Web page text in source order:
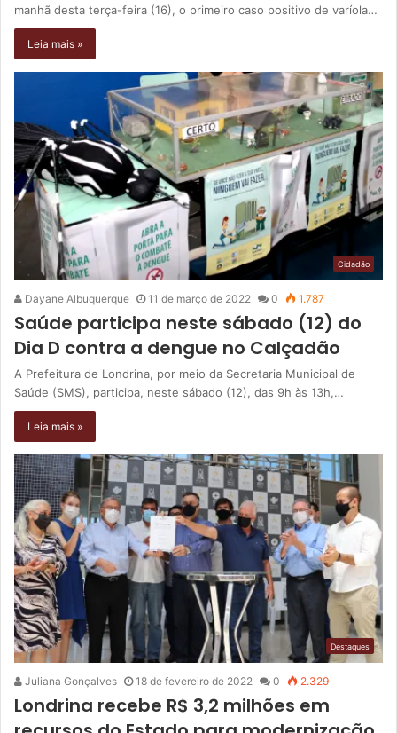
manhã desta terça-feira (16), o primeiro caso positivo de varíola…
Leia mais »
Cidadão
Dayane Albuquerque 11 de março de 2022 0 1.787
Saúde participa neste sábado (12) do
Dia D contra a dengue no Calçadão
A Prefeitura de Londrina, por meio da Secretaria Municipal de
Saúde (SMS), participa, neste sábado (12), das 9h às 13h,…
Leia mais »
Destaques
Juliana Gonçalves 18 de fevereiro de 2022 0 2.329
Londrina recebe R$ 3,2 milhões em